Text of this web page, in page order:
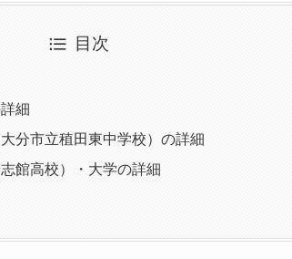
目次
細
分市立稙田東中学校）の詳細
館高校）・大学の詳細